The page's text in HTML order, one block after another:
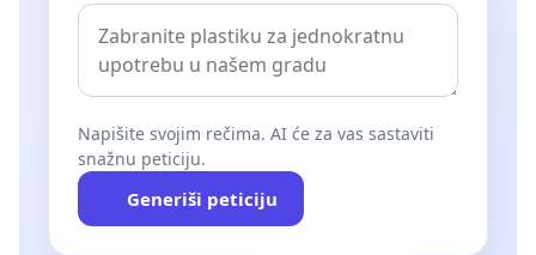
Napišite svojim rečima. AI će za vas sastaviti
snažnu peticiju.
Generiši peticiju